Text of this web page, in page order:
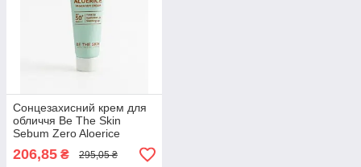
Сонцезахисний крем для
обличчя Be The Skin
Sebum Zero Aloerice
Vegan Sun Cream SPF
50+, PA++++, 5ml
206,85 ₴ 295,05 ₴